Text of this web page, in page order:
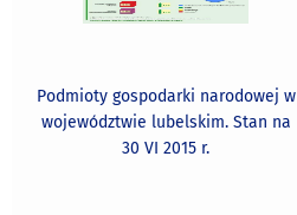
Podmioty gospodarki narodowej w
województwie lubelskim. Stan na
30 VI 2015 r.